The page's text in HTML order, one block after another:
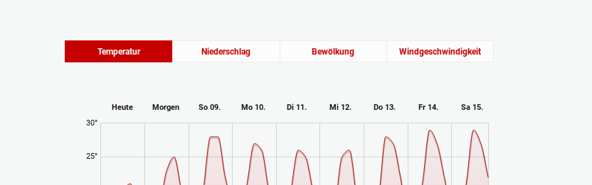
Temperatur Niederschlag Bewölkung Windgeschwindigkeit
Heute Morgen So 09. Mo 10. Di 11. Mi 12. Do 13. Fr 14. Sa 15.
25°
30°